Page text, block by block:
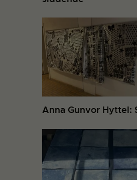
Anna Gunvor Hyttel: